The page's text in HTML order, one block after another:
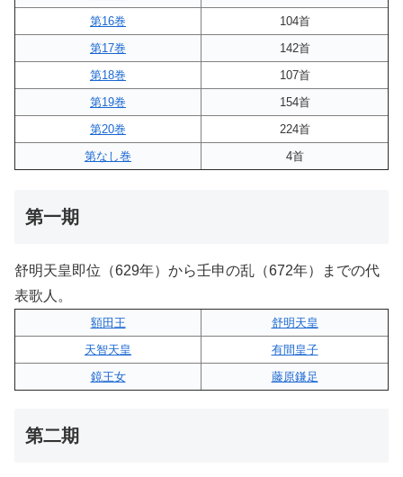
第16巻
104首
第17巻
142首
第18巻
107首
第19巻
154首
第20巻
224首
第なし巻
4首
第一期
舒明天皇即位（629年）から壬申の乱（672年）までの代
表歌人。
額田王
舒明天皇
天智天皇
有間皇子
鏡王女
藤原鎌足
第二期